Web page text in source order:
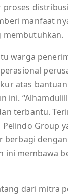
proses
manfaat
membutuhkan.
warga
atas
ini.
terbantu.
Pelindo Group
berbagi
ini membawa
dari mitra